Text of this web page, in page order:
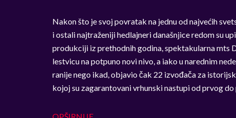
Nakon što je svoj povratak na jednu od najvećih
i ostali najtraženiji hedlajneri današnjice redom su
produkciji iz prethodnih godina, spektakularna mts
lestvicu na potpuno novi nivo, a iako u narednim
ranije nego ikad, objavio čak 22 izvođača za
kojoj su zagarantovani vrhunski nastupi od prvog